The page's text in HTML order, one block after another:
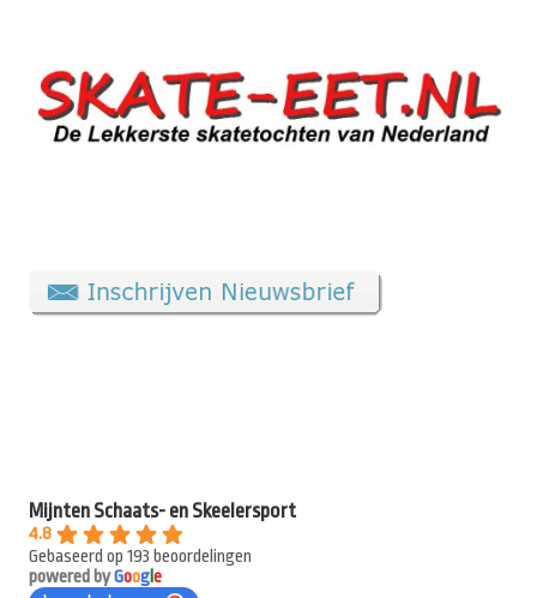
Mijnten Schaats- en Skeelersport
4.8
Gebaseerd op 193 beoordelingen
powered byGooge